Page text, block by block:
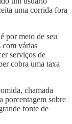
uma corrida fora
por meio de seu
com várias
serviços de
cobra uma taxa
chamada
porcentagem sobre
fonte de